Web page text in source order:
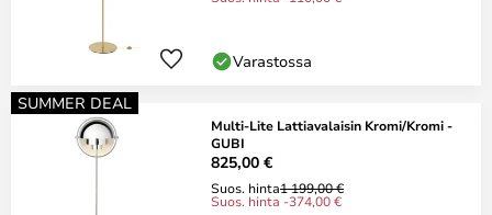
Varastossa
SUMMER DEAL
Multi-Lite Lattiavalaisin Kromi/Kromi -
GUBI
825,00 €
Suos. hinta1 199,00 €
Suos. hinta -374,00 €